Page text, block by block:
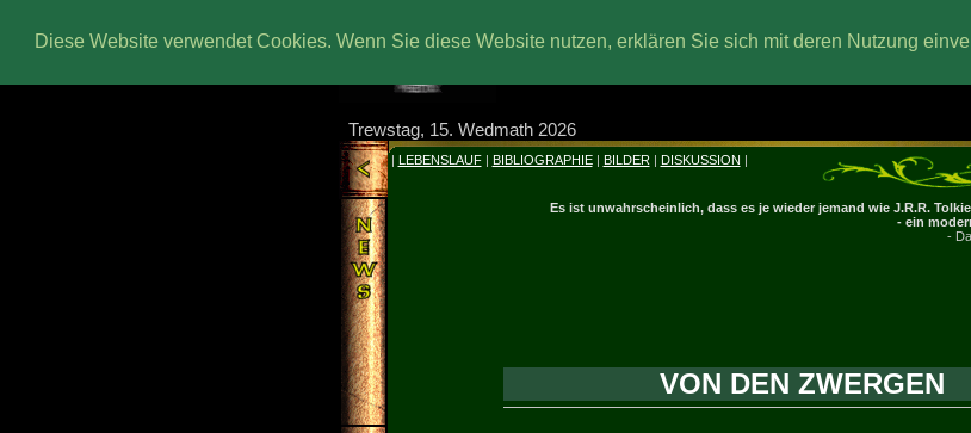
Diese Website verwendet Cookies. Wenn Sie diese Website nutzen, erklären Sie sich mit deren Nutzung
Trewstag, 15. Wedmath 2026
| LEBENSLAUF| BIBLIOGRAPHIE| BILDER| DISKUSSION |
Es ist unwahrscheinlich, dass es je wieder jemand wie J.R.R.
- ein
-
VON DEN ZWERGEN